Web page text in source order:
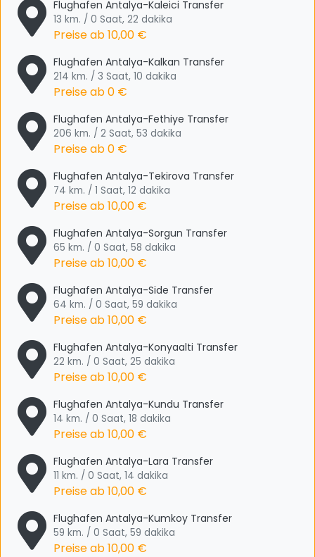
Flughafen Antalya-Kaleici Transfer
13 km. / 0 Saat, 22 dakika
Preise ab10,00 €
Flughafen Antalya-Kalkan Transfer
214 km. / 3 Saat, 10 dakika
Preise ab0 €
Flughafen Antalya-Fethiye Transfer
206 km. / 2 Saat, 53 dakika
Preise ab0 €
Flughafen Antalya-Tekirova Transfer
74 km. / 1 Saat, 12 dakika
Preise ab10,00 €
Flughafen Antalya-Sorgun Transfer
65 km. / 0 Saat, 58 dakika
Preise ab10,00 €
Flughafen Antalya-Side Transfer
64 km. / 0 Saat, 59 dakika
Preise ab10,00 €
Flughafen Antalya-Konyaalti Transfer
22 km. / 0 Saat, 25 dakika
Preise ab10,00 €
Flughafen Antalya-Kundu Transfer
14 km. / 0 Saat, 18 dakika
Preise ab10,00 €
Flughafen Antalya-Lara Transfer
11 km. / 0 Saat, 14 dakika
Preise ab10,00 €
Flughafen Antalya-Kumkoy Transfer
59 km. / 0 Saat, 59 dakika
Preise ab10,00 €